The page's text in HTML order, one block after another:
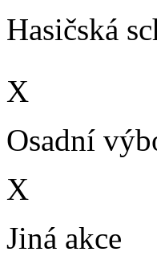
Hasičská
X
Osadní
X
Jiná akce